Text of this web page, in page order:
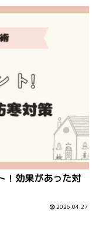
！効果があった対
2026.04.27